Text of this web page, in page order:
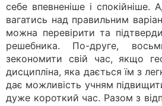
себе впевненіше і
вагатись над правильним
можна перевірити та
решебника. По-друге,
зекономити свій час, якщо
дисципліна, яка дається їм з
дає можливість учням
дуже короткий час. Разом з